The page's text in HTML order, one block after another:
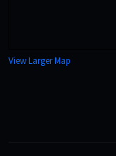
View Larger Map